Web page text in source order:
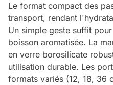
Le format compact des
transport, rendant
Un simple geste suffit
boisson aromatisée. La
en verre borosilicate
utilisation durable. Les
formats variés (12, 18, 36